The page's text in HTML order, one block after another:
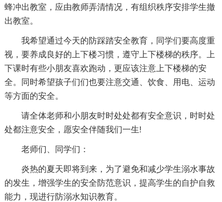
蜂冲出教室，应由教师弄清情况，有组织秩序安排学生撤
出教室。
我希望通过今天的防踩踏安全教育，同学们要高度重
视，要养成良好的上下楼习惯，遵守上下楼梯的秩序。上
下课时有些小朋友喜欢跑动，更应该注意上下楼梯的安
全。同时希望孩子们们也要注意交通、饮食、用电、运动
等方面的安全。
请全体老师和小朋友时时处处都有安全意识，时时处
处都注意安全，愿安全伴随我们一生!
老师们、同学们：
炎热的夏天即将到来，为了避免和减少学生溺水事故
的发生，增强学生的安全防范意识，提高学生的自护自救
能力，现进行防溺水知识教育。